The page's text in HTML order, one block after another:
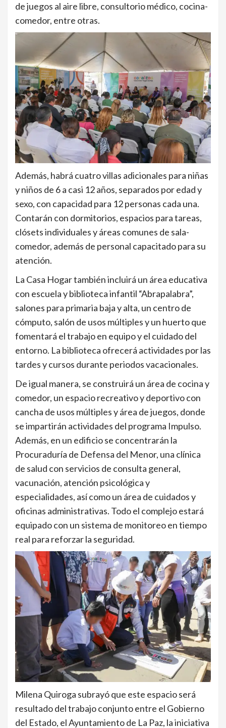
de juegos al aire libre, consultorio médico, cocina-
comedor, entre otras.
Además, habrá cuatro villas adicionales para niñas
y niños de 6 a casi 12 años, separados por edad y
sexo, con capacidad para 12 personas cada una.
Contarán con dormitorios, espacios para tareas,
clósets individuales y áreas comunes de sala-
comedor, además de personal capacitado para su
atención.
La Casa Hogar también incluirá un área educativa
con escuela y biblioteca infantil “Abrapalabra”,
salones para primaria baja y alta, un centro de
cómputo, salón de usos múltiples y un huerto que
fomentará el trabajo en equipo y el cuidado del
entorno. La biblioteca ofrecerá actividades por las
tardes y cursos durante periodos vacacionales.
De igual manera, se construirá un área de cocina y
comedor, un espacio recreativo y deportivo con
cancha de usos múltiples y área de juegos, donde
se impartirán actividades del programa Impulso.
Además, en un edificio se concentrarán la
Procuraduría de Defensa del Menor, una clínica
de salud con servicios de consulta general,
vacunación, atención psicológica y
especialidades, así como un área de cuidados y
oficinas administrativas. Todo el complejo estará
equipado con un sistema de monitoreo en tiempo
real para reforzar la seguridad.
Milena Quiroga subrayó que este espacio será
resultado del trabajo conjunto entre el Gobierno
del Estado, el Ayuntamiento de La Paz, la iniciativa